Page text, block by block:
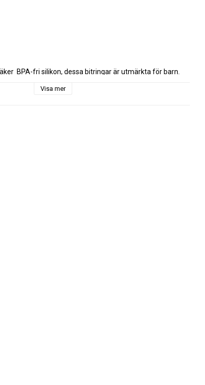
BPA-fri silikon, dessa bitringar är utmärkta för barn.
Visa mer